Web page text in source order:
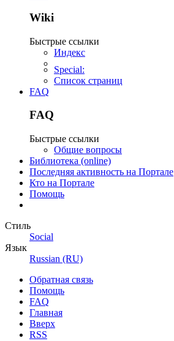
Wiki
Быстрые ссылки
Индекс
Special:
Список страниц
FAQ
FAQ
Быстрые ссылки
Общие вопросы
Библиотека (online)
Последняя активность на Портале
Кто на Портале
Помощь
Стиль
Social
Язык
Russian (RU)
Обратная связь
Помощь
FAQ
Главная
Вверх
RSS